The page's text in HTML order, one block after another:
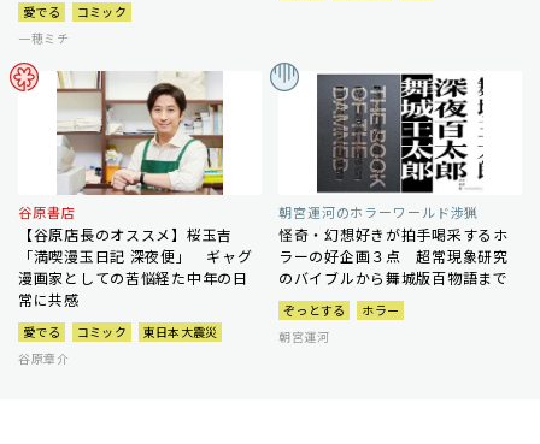
愛でる
コミック
一穂ミチ
谷原書店
【谷原店長のオススメ】桜玉吉
「満喫漫玉日記 深夜便」 ギャグ
漫画家としての苦悩経た中年の日
常に共感
愛でる コミック
東日本大震災
谷原章介
朝宮運河のホラーワールド渉猟
怪奇・幻想好きが拍手喝采するホ
ラーの好企画３点 超常現象研究
のバイブルから舞城版百物語まで
ぞっとする
ホラー
朝宮運河